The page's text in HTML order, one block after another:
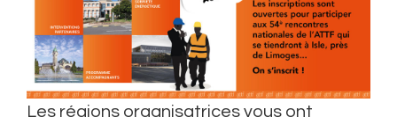
Les régions organisatrices vous ont